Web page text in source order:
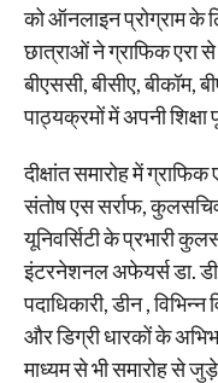
को ऑनलाइन प्रोग्राम के
छात्राओं ने ग्राफिक एरा
बीएससी, बीसीए, बीकॉम,
पाठ्यक्रमों में अपनी शिक्षा
दीक्षांत समारोह में ग्राफिक
संतोष एस सर्राफ,
यूनिवर्सिटी के प्रभारी
इंटरनेशनल अफेयर्स डा.
पदाधिकारी, डीन , विभिन्न
और डिग्री धारकों के
माध्यम से भी समारोह से